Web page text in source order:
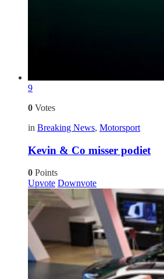
9
0 Votes
in Breaking News, Motorsport
Kevin & Co misser podiet
0 Points
Upvote Downvote